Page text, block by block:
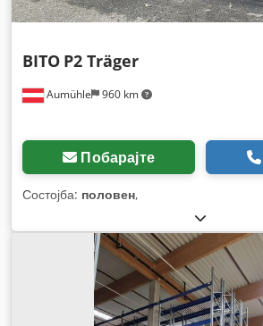
Aumühle 960 km
BITO P2 Träger
Побарајте
Состојба: половен,